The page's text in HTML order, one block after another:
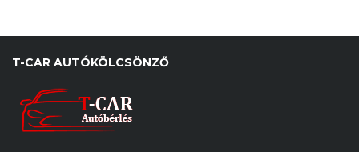
T-CAR AUTÓKÖLCSÖNZŐ